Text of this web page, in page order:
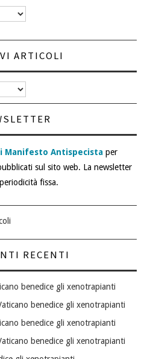
ARTICOLI
Antispecista per
sul sito web. La newsletter
fissa.
RECENTI
benedice gli xenotrapianti
benedice gli xenotrapianti
benedice gli xenotrapianti
benedice gli xenotrapianti